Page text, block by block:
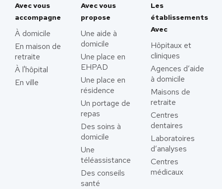
Avec vous
accompagne
À domicile
En maison de
retraite
À l'hôpital
En ville
Avec vous
propose
Une aide à
domicile
Une place en
EHPAD
Une place en
résidence
Un portage de
repas
Des soins à
domicile
Une
téléassistance
Des conseils
santé
Les
établissements
Avec
Hôpitaux et
cliniques
Agences d’aide
à domicile
Maisons de
retraite
Centres
dentaires
Laboratoires
d’analyses
Centres
médicaux